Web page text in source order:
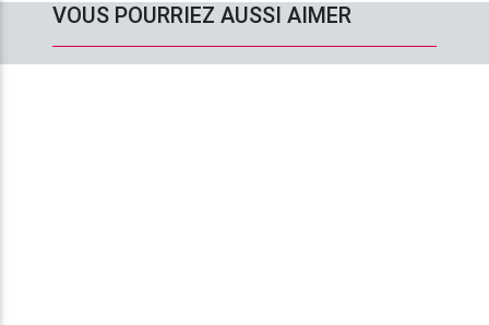
VOUS POURRIEZ AUSSI AIMER